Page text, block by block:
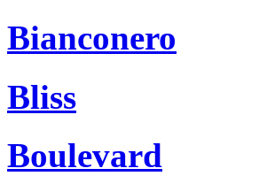
Bianconero
Bliss
Boulevard